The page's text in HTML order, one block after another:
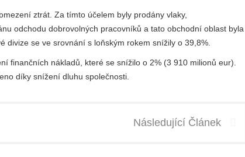
ztrát. Za tímto účelem byly prodány vlaky,
odchodu dobrovolných pracovníků a tato obchodní oblast byla
divize se ve srovnání s loňským rokem snížily o 39,8%.
finančních nákladů, které se snížilo o 2% (3 910 milionů eur).
díky snížení dluhu společnosti.
Následující Článek